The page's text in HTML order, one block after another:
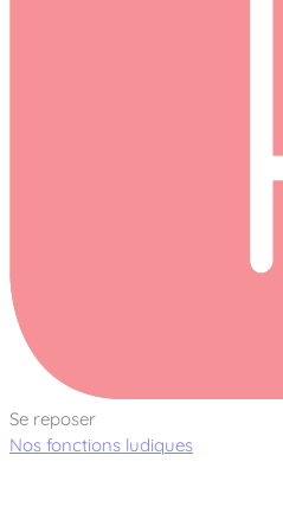
Se reposer
Nos fonctions ludiques